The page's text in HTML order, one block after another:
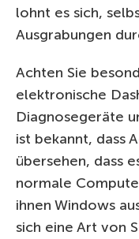
lohnt es sich,
Ausgrabungen
Achten Sie
elektronische
Diagnosegeräte
ist bekannt, dass
übersehen, dass
normale
ihnen Windows
sich eine Art von